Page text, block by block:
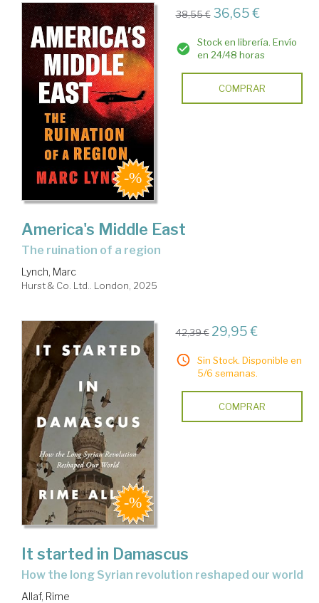
38,55 € 36,65 €
Stock en librería. Envío
en 24/48 horas
COMPRAR
America's Middle East
the ruination of a region
Lynch, Marc
Hurst & Co. Ltd.. London, 2025
42,39 € 29,95 €
Sin Stock. Disponible en
5/6 semanas.
COMPRAR
It started in Damascus
how the long Syrian revolution reshaped our world
Allaf, Rime